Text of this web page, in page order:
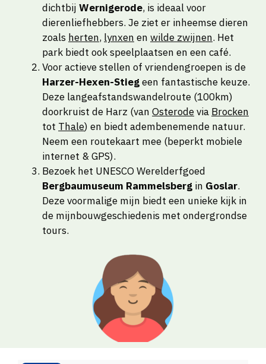
dichtbij Wernigerode, is ideaal voor
dierenliefhebbers. Je ziet er inheemse dieren
zoals herten, lynxen en wilde zwijnen. Het
park biedt ook speelplaatsen en een café.
Voor actieve stellen of vriendengroepen is de
Harzer-Hexen-Stiegeen fantastische keuze.
Deze langeafstandswandelroute (100km)
doorkruist de Harz (van Osterodevia Brocken
tot Thale) en biedt adembenemende natuur.
Neem een routekaart mee (beperkt mobiele
internet & GPS).
Bezoek het UNESCO Werelderfgoed
Bergbaumuseum Rammelsberg in Goslar.
Deze voormalige mijn biedt een unieke kijk in
de mijnbouwgeschiedenis met ondergrondse
tours.